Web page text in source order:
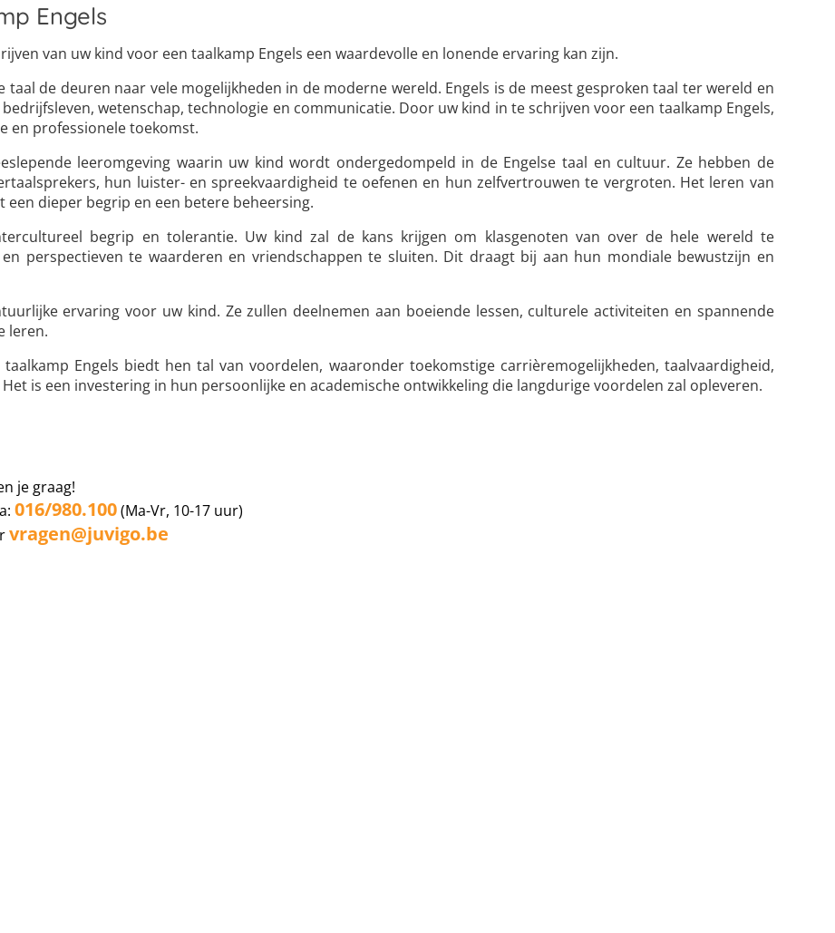
Engels
van uw kind voor een taalkamp Engels een waardevolle en lonende ervaring kan zijn.
taal de deuren naar vele mogelijkheden in de moderne wereld. Engels is de meest gesproken taal ter wereld en
wetenschap, technologie en communicatie. Door uw kind in te schrijven voor een taalkamp Engels,
en professionele toekomst.
leeromgeving waarin uw kind wordt ondergedompeld in de Engelse taal en cultuur. Ze hebben de
hun luister- en spreekvaardigheid te oefenen en hun zelfvertrouwen te vergroten. Het leren van
dieper begrip en een betere beheersing.
begrip en tolerantie. Uw kind zal de kans krijgen om klasgenoten van over de hele wereld te
perspectieven te waarderen en vriendschappen te sluiten. Dit draagt bij aan hun mondiale bewustzijn en
ervaring voor uw kind. Ze zullen deelnemen aan boeiende lessen, culturele activiteiten en spannende
leren.
Engels biedt hen tal van voordelen, waaronder toekomstige carrièremogelijkheden, taalvaardigheid,
is een investering in hun persoonlijke en academische ontwikkeling die langdurige voordelen zal opleveren.
je graag!
016/980.100(Ma-Vr, 10-17 uur)
vragen@juvigo.be